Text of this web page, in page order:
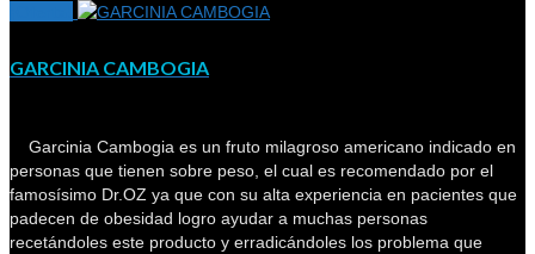
GARCINIA CAMBOGIA
Garcinia Cambogia es un fruto milagroso americano indicado en
personas que tienen sobre peso, el cual es recomendado por el
famosísimo Dr.OZ ya que con su alta experiencia en pacientes que
padecen de obesidad logro ayudar a muchas personas
recetándoles este producto y erradicándoles los problema que